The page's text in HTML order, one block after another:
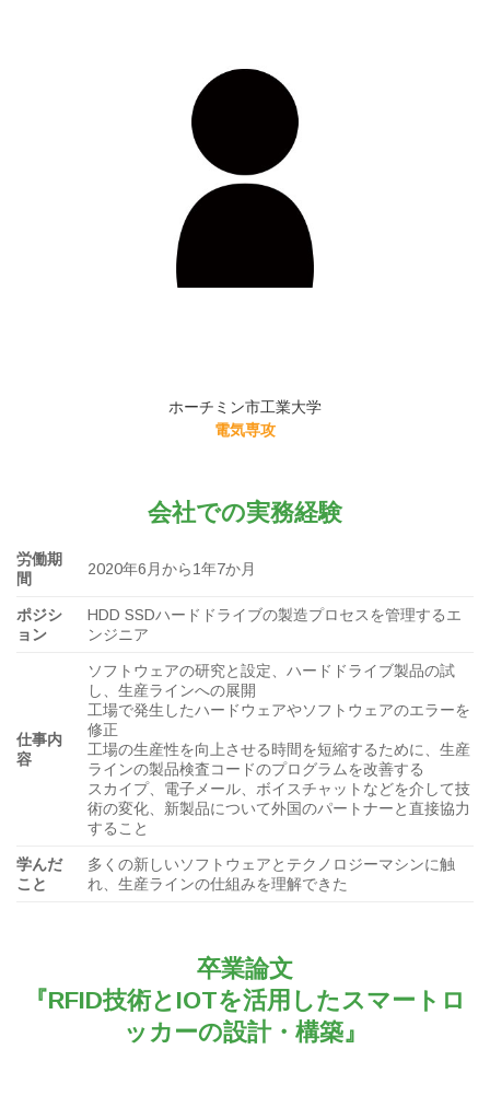
ホーチミン市工業大学
電気専攻
会社での実務経験
労働期
間
2020年6月から1年7か月
ポジシ
ョン
HDD SSDハードドライブの製造プロセスを管理するエ
ンジニア
仕事内
容
ソフトウェアの研究と設定、ハードドライブ製品の試
し、生産ラインへの展開
工場で発生したハードウェアやソフトウェアのエラーを
修正
工場の生産性を向上させる時間を短縮するために、生産
ラインの製品検査コードのプログラムを改善する
スカイプ、電子メール、ボイスチャットなどを介して技
術の変化、新製品について外国のパートナーと直接協力
すること
学んだ
こと
多くの新しいソフトウェアとテクノロジーマシンに触
れ、生産ラインの仕組みを理解できた
卒業論文
『RFID技術とIOTを活用したスマートロ
ッカーの設計・構築』